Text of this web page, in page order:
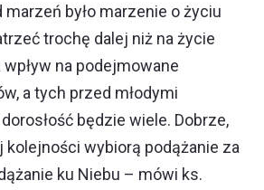
marzeń było marzenie o życiu
trochę dalej niż na życie
na podejmowane
a tych przed młodymi
będzie wiele. Dobrze,
kolejności wybiorą podążanie za
ku Niebu – mówi ks.